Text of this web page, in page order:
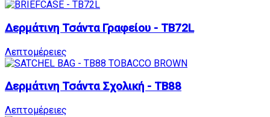
Δερμάτινη Τσάντα Γραφείου - TB72L
Λεπτομέρειες
Δερμάτινη Τσάντα Σχολική - TB88
Λεπτομέρειες